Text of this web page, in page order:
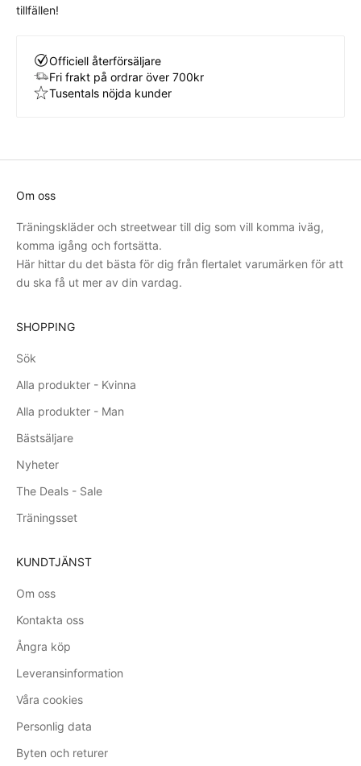
tillfällen!
Officiell återförsäljare
Fri frakt på ordrar över 700kr
Tusentals nöjda kunder
Om oss
Träningskläder och streetwear till dig som vill komma iväg,
komma igång och fortsätta.
Här hittar du det bästa för dig från flertalet varumärken för att
du ska få ut mer av din vardag.
SHOPPING
Sök
Alla produkter - Kvinna
Alla produkter - Man
Bästsäljare
Nyheter
The Deals - Sale
Träningsset
KUNDTJÄNST
Om oss
Kontakta oss
Ångra köp
Leveransinformation
Våra cookies
Personlig data
Byten och returer